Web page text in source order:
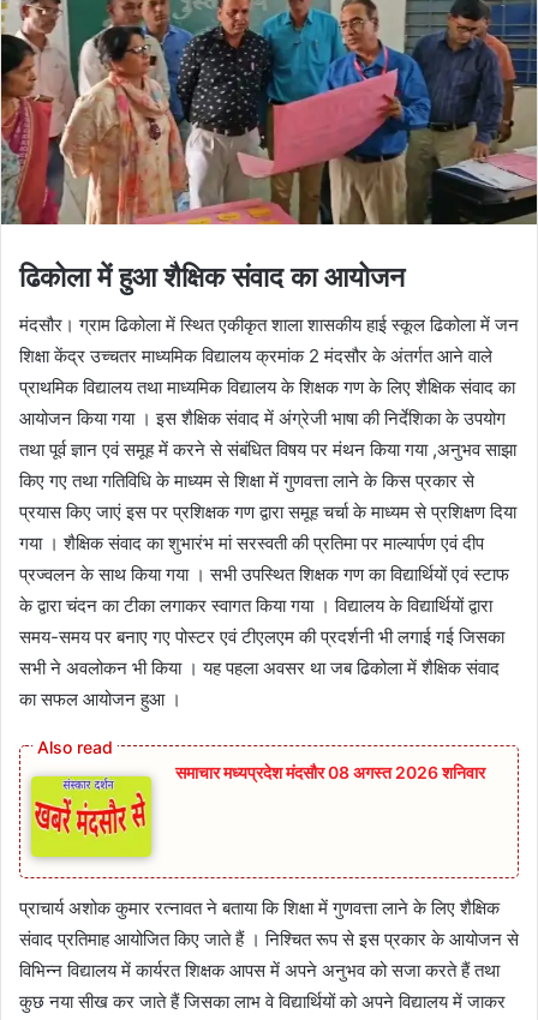
ढिकोला में हुआ शैक्षिक संवाद का आयोजन
मंदसौर। ग्राम ढिकोला में स्थित एकीकृत शाला शासकीय हाई स्कूल ढिकोला में जन
शिक्षा केंद्र उच्चतर माध्यमिक विद्यालय क्रमांक 2 मंदसौर के अंतर्गत आने वाले
प्राथमिक विद्यालय तथा माध्यमिक विद्यालय के शिक्षक गण के लिए शैक्षिक संवाद का
आयोजन किया गया । इस शैक्षिक संवाद में अंग्रेजी भाषा की निर्देशिका के उपयोग
तथा पूर्व ज्ञान एवं समूह में करने से संबंधित विषय पर मंथन किया गया ,अनुभव साझा
किए गए तथा गतिविधि के माध्यम से शिक्षा में गुणवत्ता लाने के किस प्रकार से
प्रयास किए जाएं इस पर प्रशिक्षक गण द्वारा समूह चर्चा के माध्यम से प्रशिक्षण दिया
गया । शैक्षिक संवाद का शुभारंभ मां सरस्वती की प्रतिमा पर माल्यार्पण एवं दीप
प्रज्वलन के साथ किया गया । सभी उपस्थित शिक्षक गण का विद्यार्थियों एवं स्टाफ
के द्वारा चंदन का टीका लगाकर स्वागत किया गया । विद्यालय के विद्यार्थियों द्वारा
समय-समय पर बनाए गए पोस्टर एवं टीएलएम की प्रदर्शनी भी लगाई गई जिसका
सभी ने अवलोकन भी किया । यह पहला अवसर था जब ढिकोला में शैक्षिक संवाद
का सफल आयोजन हुआ ।
समाचार मध्यप्रदेश मंदसौर 08 अगस्त 2026 शनिवार
प्राचार्य अशोक कुमार रत्नावत ने बताया कि शिक्षा में गुणवत्ता लाने के लिए शैक्षिक
संवाद प्रतिमाह आयोजित किए जाते हैं । निश्चित रूप से इस प्रकार के आयोजन से
विभिन्न विद्यालय में कार्यरत शिक्षक आपस में अपने अनुभव को सजा करते हैं तथा
कुछ नया सीख कर जाते हैं जिसका लाभ वे विद्यार्थियों को अपने विद्यालय में जाकर